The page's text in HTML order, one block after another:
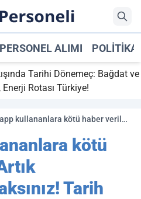
PERSONEL ALIMI POLITIKA
Tarihi Dönemeç: Bağdat ve
Rotası Türkiye!
kullananlara kötü haber verildi:
kötü
Tarih